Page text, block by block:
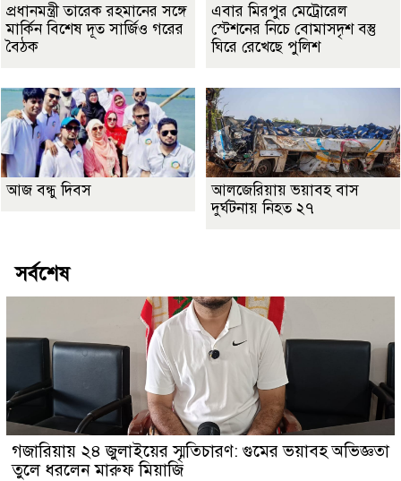
প্রধানমন্ত্রী তারেক রহমানের সঙ্গে
মার্কিন বিশেষ দূত সার্জিও গরের
বৈঠক
এবার মিরপুর মেট্রোরেল
স্টেশনের নিচে বোমাসদৃশ বস্তু
ঘিরে রেখেছে পুলিশ
আজ বন্ধু দিবস
আলজেরিয়ায় ভয়াবহ বাস
দুর্ঘটনায় নিহত ২৭
সর্বশেষ
গজারিয়ায় ২৪ জুলাইয়ের স্মৃতিচারণ: গুমের ভয়াবহ অভিজ্ঞতা
তুলে ধরলেন মারুফ মিয়াজি